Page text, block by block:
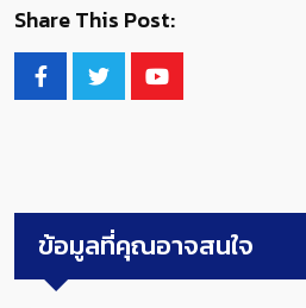
Share This Post:
ข้อมูลที่คุณอาจสนใจ